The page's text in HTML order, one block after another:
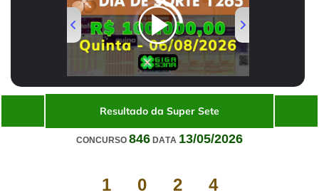
00:00/01:32
Resultado da Super Sete
CONCURSO 846 DATA 13/05/2026
1 0 2 4